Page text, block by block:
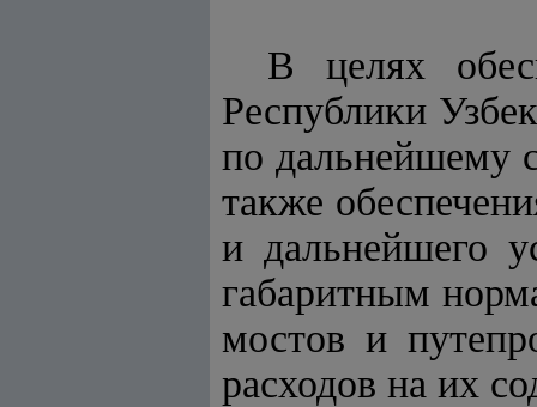
В целях
Республики
по дальнейшему
также
и дальнейшего
габаритным
мостов и
расходов на их